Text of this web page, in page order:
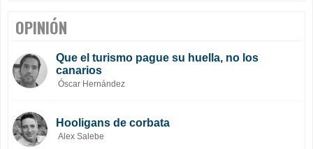
OPINIÓN
Que el turismo pague su huella, no los
canarios
Óscar Hernández
Hooligans de corbata
Alex Salebe